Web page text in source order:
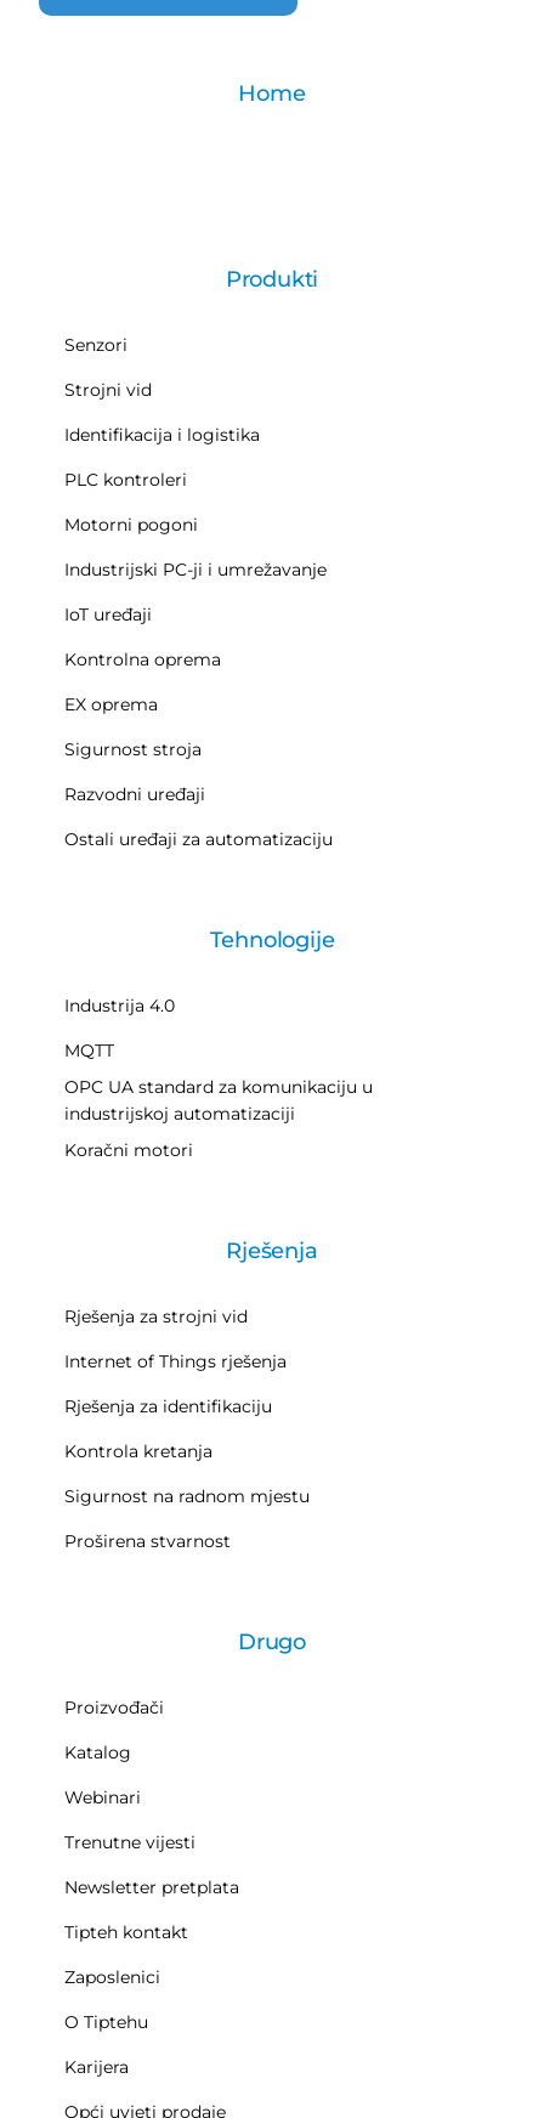
Home
Produkti
Senzori
Strojni vid
Identifikacija i logistika
PLC kontroleri
Motorni pogoni
Industrijski PC-ji i umrežavanje
IoT uređaji
Kontrolna oprema
EX oprema
Sigurnost stroja
Razvodni uređaji
Ostali uređaji za automatizaciju
Tehnologije
Industrija 4.0
MQTT
OPC UA standard za komunikaciju u
industrijskoj automatizaciji
Koračni motori
Rješenja
Rješenja za strojni vid
Internet of Things rješenja
Rješenja za identifikaciju
Kontrola kretanja
Sigurnost na radnom mjestu
Proširena stvarnost
Drugo
Proizvođači
Katalog
Webinari
Trenutne vijesti
Newsletter pretplata
Tipteh kontakt
Zaposlenici
O Tiptehu
Karijera
Opći uvjeti prodaje